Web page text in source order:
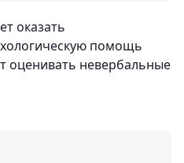
оказать
помощь
оценивать невербальные